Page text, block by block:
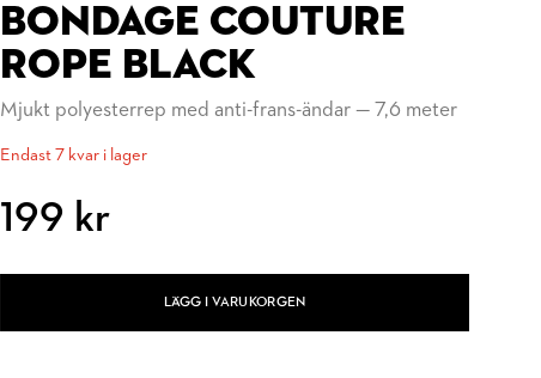
BONDAGE COUTURE
ROPE BLACK
Mjukt polyesterrep med anti-frans-ändar — 7,6 meter
Endast 7 kvar i lager
199 kr
LÄGG I VARUKORGEN